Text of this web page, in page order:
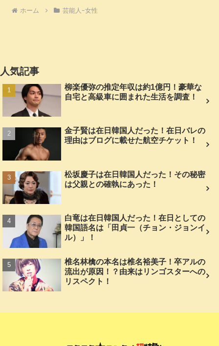
ホーム 芸能人ｰ女性
人気記事
柳楽優弥の推定年収は約1億円！豪華な
自宅と高級車に囲まれた生活を調査！
金子賢は在日韓国人だった！在日バレの
理由はブログに載せた航空チケット！
松坂慶子は在日韓国人だった！その秘密
は父親との確執にあった！
白竜は在日韓国人だった！在日としての
韓国語名は「田貞一（チョン・ジョンイ
ル）」！
椎名林檎の本名は椎名裕美子！卒アルの
流出が原因！？由来はリンゴスターへの
リスペクト！